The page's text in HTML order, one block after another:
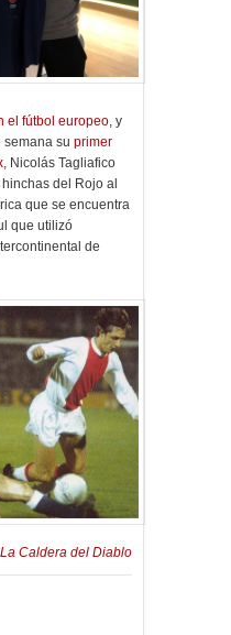
el fútbol europeo, y
semana su primer
, Nicolás Tagliafico
del Rojo al
que se encuentra
que utilizó
de
La Caldera del Diablo